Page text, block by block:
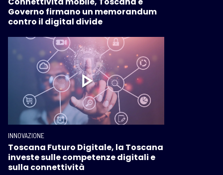
Governo firmano un memorandum
contro il digital divide
INNOVAZIONE
Toscana Futuro Digitale, la Toscana
investe sulle competenze digitali e
sulla connettività